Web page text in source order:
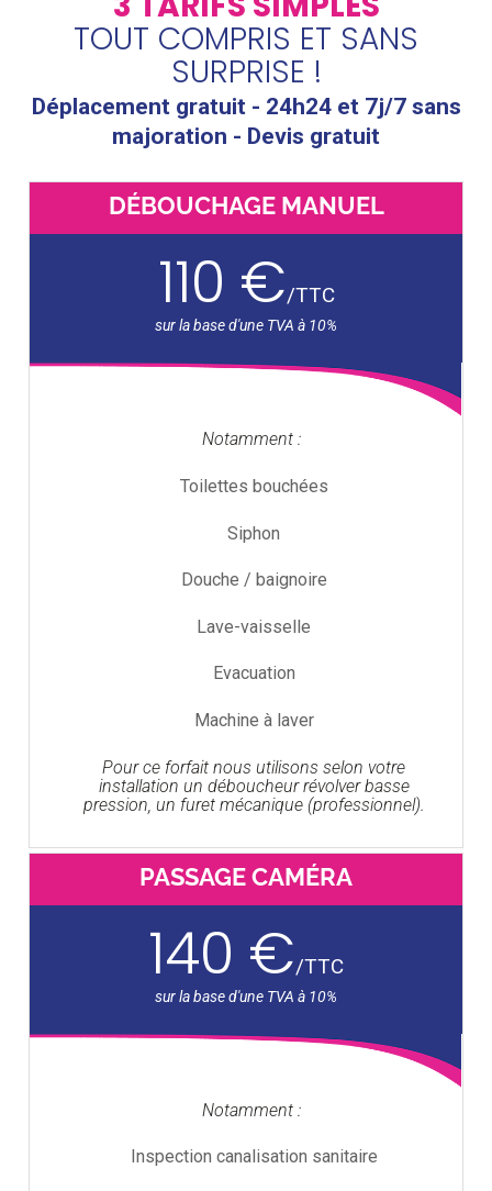
TOUT COMPRIS ET SANS
SURPRISE !
Déplacement gratuit - 24h24 et 7j/7 sans
majoration - Devis gratuit
DÉBOUCHAGE MANUEL
110 €/TTC
Notamment :
Toilettes bouchées
Siphon
Douche / baignoire
Lave-vaisselle
Evacuation
Machine à laver
Pour ce forfait nous utilisons selon votre
installation un déboucheur révolver basse
pression, un furet mécanique (professionnel).
PASSAGE CAMÉRA
140 €/TTC
Notamment :
Inspection canalisation sanitaire